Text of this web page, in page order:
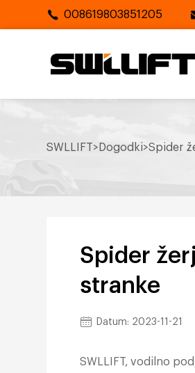
008619803851205
SWLLIFT> Dogodki>Spider
Spider
stranke
Datum: 2023-11-21
SWLLIFT, vodilno